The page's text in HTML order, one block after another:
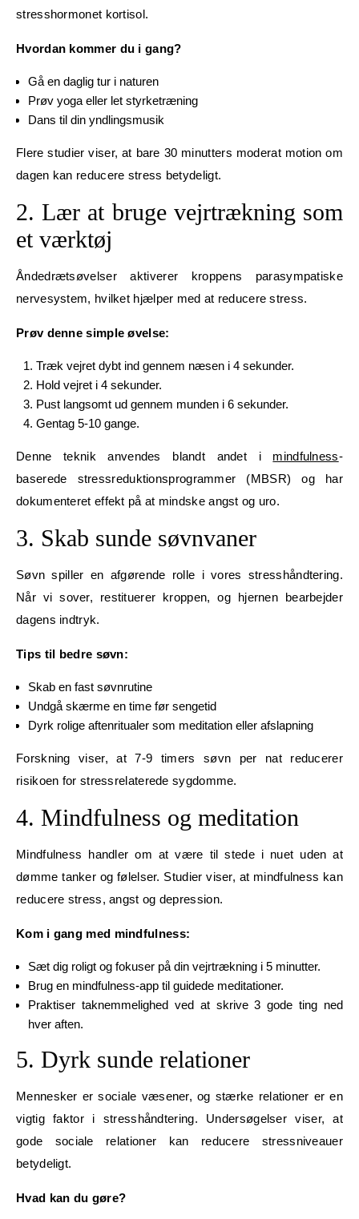
stresshormonet kortisol.
Hvordan kommer du i gang?
Gå en daglig tur i naturen
Prøv yoga eller let styrketræning
Dans til din yndlingsmusik
Flere studier viser, at bare 30 minutters moderat motion om
dagen kan reducere stress betydeligt.
2. Lær at bruge vejrtrækning som
et værktøj
Åndedrætsøvelser aktiverer kroppens parasympatiske
nervesystem, hvilket hjælper med at reducere stress.
Prøv denne simple øvelse:
Træk vejret dybt ind gennem næsen i 4 sekunder.
Hold vejret i 4 sekunder.
Pust langsomt ud gennem munden i 6 sekunder.
Gentag 5-10 gange.
Denne teknik anvendes blandt andet i mindfulness-
baserede stressreduktionsprogrammer (MBSR) og har
dokumenteret effekt på at mindske angst og uro.
3. Skab sunde søvnvaner
Søvn spiller en afgørende rolle i vores stresshåndtering.
Når vi sover, restituerer kroppen, og hjernen bearbejder
dagens indtryk.
Tips til bedre søvn:
Skab en fast søvnrutine
Undgå skærme en time før sengetid
Dyrk rolige aftenritualer som meditation eller afslapning
Forskning viser, at 7-9 timers søvn per nat reducerer
risikoen for stressrelaterede sygdomme.
4. Mindfulness og meditation
Mindfulness handler om at være til stede i nuet uden at
dømme tanker og følelser. Studier viser, at mindfulness kan
reducere stress, angst og depression.
Kom i gang med mindfulness:
Sæt dig roligt og fokuser på din vejrtrækning i 5 minutter.
Brug en mindfulness-app til guidede meditationer.
Praktiser taknemmelighed ved at skrive 3 gode ting ned
hver aften.
5. Dyrk sunde relationer
Mennesker er sociale væsener, og stærke relationer er en
vigtig faktor i stresshåndtering. Undersøgelser viser, at
gode sociale relationer kan reducere stressniveauer
betydeligt.
Hvad kan du gøre?